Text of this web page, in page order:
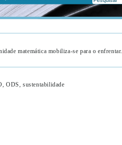
matemática mobiliza-se para o enfrentar.
ODS, sustentabilidade